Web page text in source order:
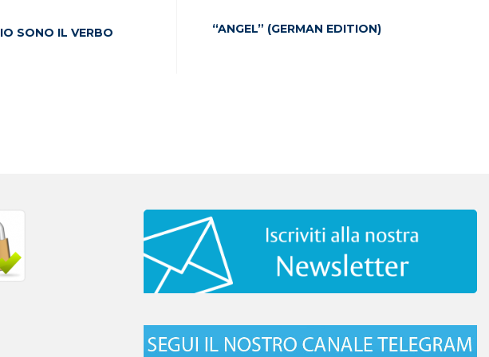
IO SONO IL VERBO “ANGEL” (GERMAN EDITION)